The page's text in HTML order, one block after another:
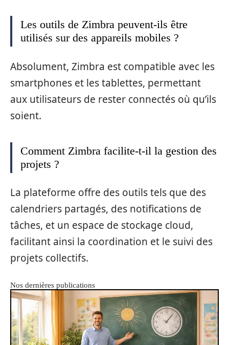
Les outils de Zimbra peuvent-ils être
utilisés sur des appareils mobiles ?
Absolument, Zimbra est compatible avec les
smartphones et les tablettes, permettant
aux utilisateurs de rester connectés où qu’ils
soient.
Comment Zimbra facilite-t-il la gestion des
projets ?
La plateforme offre des outils tels que des
calendriers partagés, des notifications de
tâches, et un espace de stockage cloud,
facilitant ainsi la coordination et le suivi des
projets collectifs.
Nos dernières publications